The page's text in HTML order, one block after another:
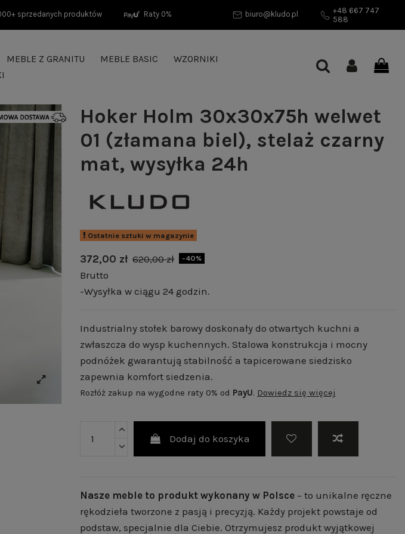
sprzedanych produktów Raty 0% biuro@kludo.pl
+48 667 747
588
MEBLE Z GRANITU MEBLE BASIC
WZORNIKI
Hoker Holm 30x30x75h welwet
01 (złamana biel), stelaż czarny
mat, wysyłka 24h
Ostatnie sztuki w magazynie
372,00 zł 620,00 zł -40%
Brutto
-Wysyłka w ciągu 24 godzin.
Industrialny stołek barowy doskonały do otwartych kuchni a
zwłaszcza do wysp kuchennych. Stalowa konstrukcja i mocny
podnóżek gwarantują stabilność a tapicerowane siedzisko
zapewnia komfort siedzenia.
Rozłóż zakup na wygodne raty 0% od PayU. Dowiedz się więcej
Dodaj do koszyka
Nasze meble to produkt wykonany w Polsce– to unikalne ręczne
rękodzieła tworzone z pasją i precyzją. Każdy projekt powstaje od
podstaw, specjalnie dla Ciebie. Otrzymujesz produkt wyjątkowej